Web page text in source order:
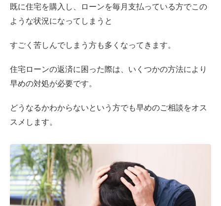
既に住宅を購入し、ローンを毎月支払っている方でこの
ような状況になってしまうと
すごく苦しんでしまう方も多くなってきます。
住宅ローンの返済に困った際は、いくつかの方法により
早めの対処が必要です。
どうなるかわからないという方でも早めのご相談をオス
スメします。